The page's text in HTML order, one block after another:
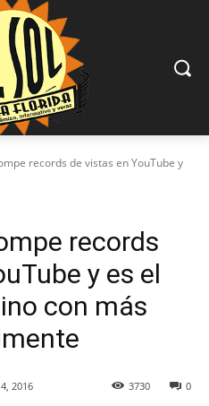
records de vistas en YouTube y
records
y es el
con más
2016 0
3730